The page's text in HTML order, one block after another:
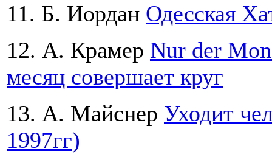
11. Б. Иордан Одесская
12. А. Крамер Nur der
месяц совершает круг
13. А. Майснер Уходит
1997гг)